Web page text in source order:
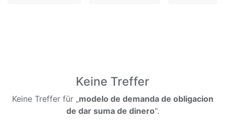
Keine Treffer
Keine Treffer für „modelo de demanda de obligacion
de dar suma de dinero".